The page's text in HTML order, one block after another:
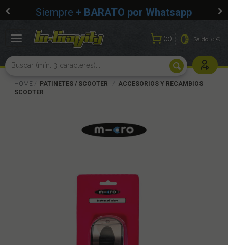
Siempre + BARATO por Whatsapp
0 Saldo:0 €
Usuarios
Toggle
HOME PATINETES / SCOOTER
ACCESORIOS Y RECAMBIOS
SCOOTER